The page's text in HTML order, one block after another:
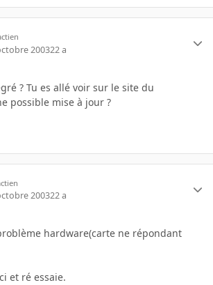
200322 a
? Tu es allé voir sur le site du
possible mise à jour ?
200322 a
hardware(carte ne répondant
et ré essaie.